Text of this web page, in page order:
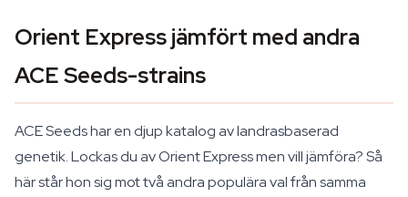
Orient Express jämfört med andra
ACE Seeds-strains
ACE Seeds har en djup katalog av landrasbaserad
genetik. Lockas du av Orient Express men vill jämföra? Så
här står hon sig mot två andra populära val från samma